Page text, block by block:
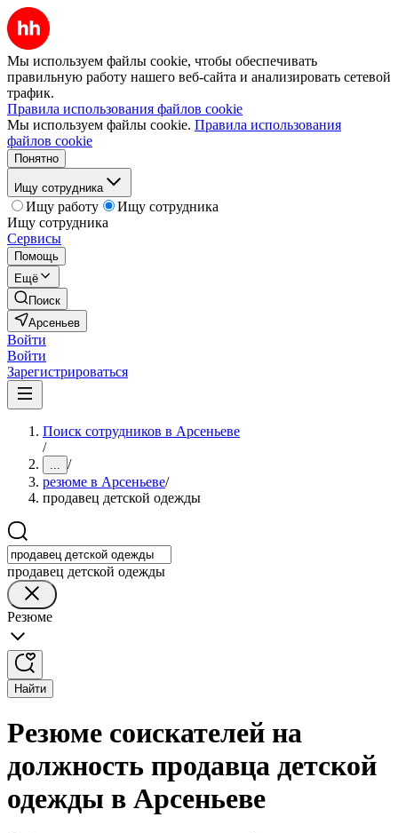
Мы используем файлы cookie, чтобы обеспечивать
правильную работу нашего веб-сайта и анализировать сетевой
трафик.
Правила использования файлов cookie
Мы используем файлы cookie. Правила использования
файлов cookie
Понятно
Ищу сотрудника
Ищу работу
Ищу сотрудника
Ищу сотрудника
Сервисы
Помощь
Ещё
Поиск
Арсеньев
Войти
Войти
Зарегистрироваться
Поиск сотрудников в Арсеньеве
/
... /
резюме в Арсеньеве/
продавец детской одежды
продавец детской одежды
Резюме
Найти
Резюме соискателей на
должность продавца детской
одежды в Арсеньеве